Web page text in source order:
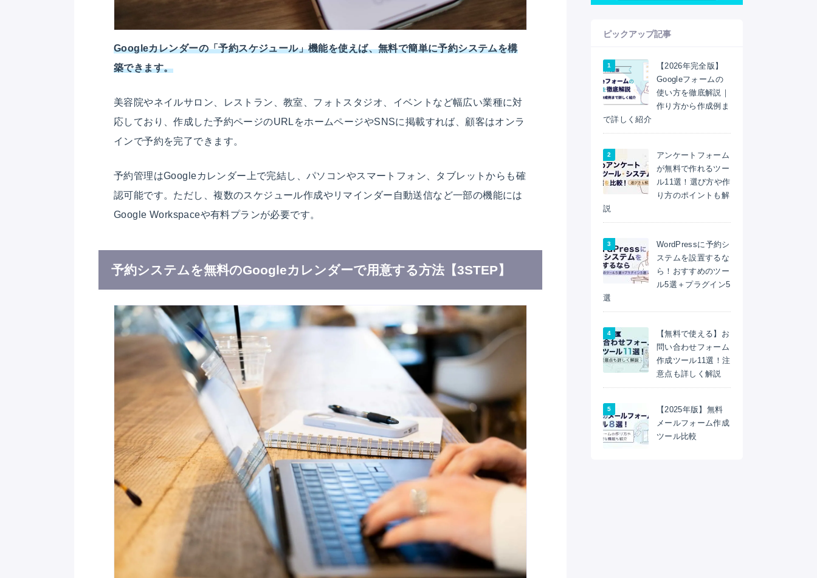
Googleカレンダーの「予約スケジュール」機能を使えば、無料で簡単に予約システムを構
築できます。
美容院やネイルサロン、レストラン、教室、フォトスタジオ、イベントなど幅広い業種に対
応しており、作成した予約ページのURLをホームページやSNSに掲載すれば、顧客はオンラ
インで予約を完了できます。
予約管理はGoogleカレンダー上で完結し、パソコンやスマートフォン、タブレットからも確
認可能です。ただし、複数のスケジュール作成やリマインダー自動送信など一部の機能には
Google Workspaceや有料プランが必要です。
予約システムを無料のGoogleカレンダーで用意する方法【3STEP】
ピックアップ記事
【2026年完全版】
Googleフォームの
使い方を徹底解説｜
作り方から作成例ま
で詳しく紹介
アンケートフォーム
が無料で作れるツー
ル11選！選び方や作
り方のポイントも解
説
WordPressに予約シ
ステムを設置するな
ら！おすすめのツー
ル5選＋プラグイン5
選
【無料で使える】お
問い合わせフォーム
作成ツール11選！注
意点も詳しく解説
【2025年版】無料
メールフォーム作成
ツール比較